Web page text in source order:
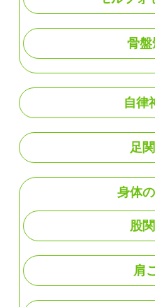
骨盤
自律
足
身体
股
肩